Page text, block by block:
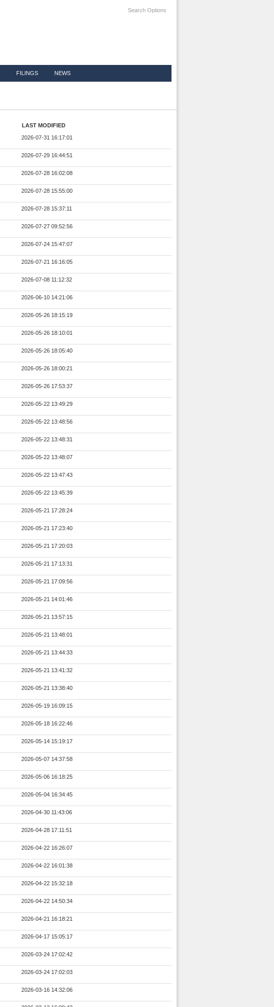
Search Options
FILINGS NEWS
LAST MODIFIED
2026-07-31 16:17:01
2026-07-29 16:44:51
2026-07-28 16:02:08
2026-07-28 15:55:00
2026-07-28 15:37:11
2026-07-27 09:52:56
2026-07-24 15:47:07
2026-07-21 16:16:05
2026-07-08 11:12:32
2026-06-10 14:21:06
2026-05-26 18:15:19
2026-05-26 18:10:01
2026-05-26 18:05:40
2026-05-26 18:00:21
2026-05-26 17:53:37
2026-05-22 13:49:29
2026-05-22 13:48:56
2026-05-22 13:48:31
2026-05-22 13:48:07
2026-05-22 13:47:43
2026-05-22 13:45:39
2026-05-21 17:28:24
2026-05-21 17:23:40
2026-05-21 17:20:03
2026-05-21 17:13:31
2026-05-21 17:09:56
2026-05-21 14:01:46
2026-05-21 13:57:15
2026-05-21 13:48:01
2026-05-21 13:44:33
2026-05-21 13:41:32
2026-05-21 13:38:40
2026-05-19 16:09:15
2026-05-18 16:22:46
2026-05-14 15:19:17
2026-05-07 14:37:58
2026-05-06 16:18:25
2026-05-04 16:34:45
2026-04-30 11:43:06
2026-04-28 17:11:51
2026-04-22 16:26:07
2026-04-22 16:01:38
2026-04-22 15:32:18
2026-04-22 14:50:34
2026-04-21 16:18:21
2026-04-17 15:05:17
2026-03-24 17:02:42
2026-03-24 17:02:03
2026-03-16 14:32:06